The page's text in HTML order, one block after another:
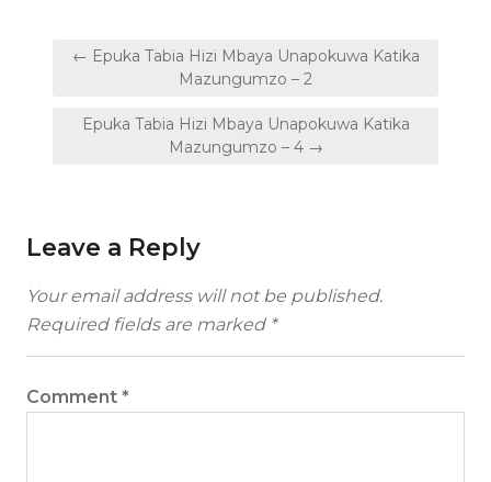
Post
navigation
← Epuka Tabia Hizi Mbaya Unapokuwa Katika
Mazungumzo – 2
Epuka Tabia Hizi Mbaya Unapokuwa Katika
Mazungumzo – 4 →
Leave a Reply
Your email address will not be published.
Required fields are marked *
Comment *